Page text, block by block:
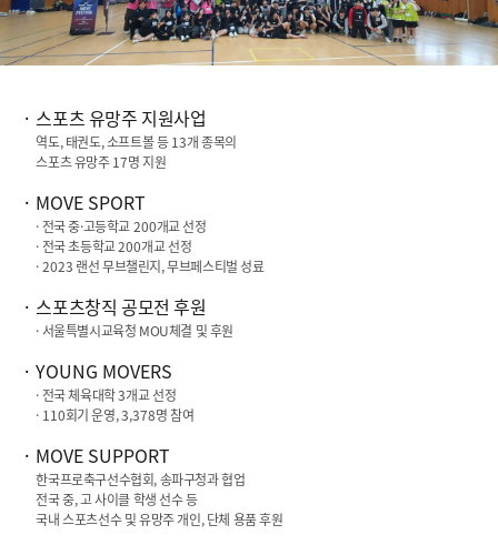
스포츠 유망주 지원사업
역도, 태권도, 소프트볼 등13개 종목의
스포츠 유망주17명 지원
MOVE SPORT
· 전국 중·고등학교200개교 선정
· 전국 초등학교200개교 선정
·2023 랜선 무브챌린지, 무브페스티벌 성료
스포츠창직 공모전 후원
· 서울특별시교육청 MOU체결 및 후원
YOUNG MOVERS
· 전국 체육대학3개교 선정
· 110회기 운영,3,378명 참여
MOVE SUPPORT
한국프로축구선수협회, 송파구청과 협업
전국 중, 고 사이클 학생 선수 등
국내 스포츠선수 및 유망주 개인, 단체 용품 후원